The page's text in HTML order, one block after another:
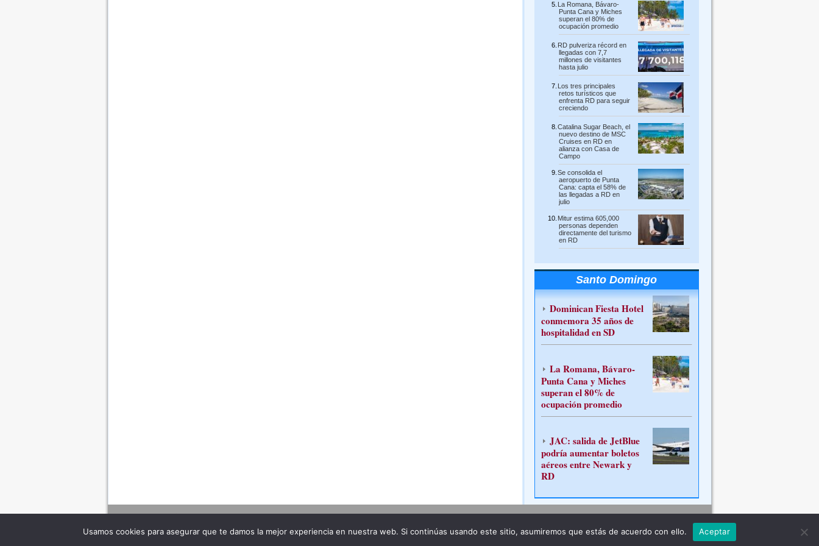
La Romana, Bávaro-
Punta Cana y Miches
superan el 80% de
ocupación promedio
RD pulveriza récord en
llegadas con 7,7
millones de visitantes
hasta julio
Los tres principales
retos turísticos que
enfrenta RD para seguir
creciendo
Catalina Sugar Beach, el
nuevo destino de MSC
Cruises en RD en
alianza con Casa de
Campo
Se consolida el
aeropuerto de Punta
Cana: capta el 58% de
las llegadas a RD en
julio
Mitur estima 605,000
personas dependen
directamente del turismo
en RD
Santo Domingo
Dominican Fiesta Hotel
conmemora 35 años de
hospitalidad en SD
La Romana, Bávaro-
Punta Cana y Miches
superan el 80% de
ocupación promedio
JAC: salida de JetBlue
podría aumentar boletos
aéreos entre Newark y
RD
Usamos cookies para asegurar que te damos la mejor experiencia en nuestra web. Si continúas usando este sitio, asumiremos que estás de acuerdo con ello. Aceptar